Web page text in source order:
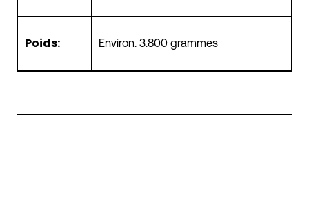
Poids: Environ. 3.800 grammes